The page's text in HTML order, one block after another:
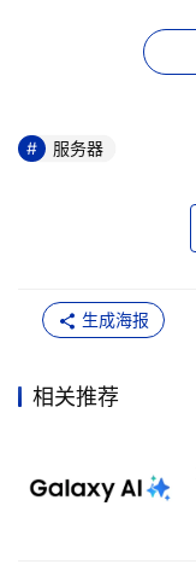
整个产业链更加
稳脚跟，更在一些
IDC预测，2006到
增长率34.0％的速
在2006年春季英
CPU的发展道路：性
根据马宏升的介
目前全球计算机市
服务器
生成海报
相关推荐